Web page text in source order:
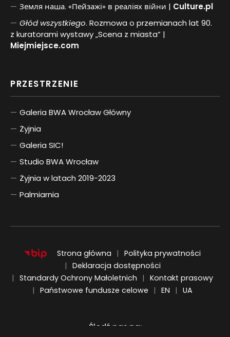
Земля наша. «Пейзажі» в реаліях війни | Culture.pl
Głód wszystkiego. Rozmowa o przemianach lat 90.
z kuratorami wystawy „Scena z miasta” |
Miejmiejsce.com
PRZESTRZENIE
Galeria BWA Wrocław Główny
Żyjnia
Galeria SIC!
Studio BWA Wrocław
Żyjnia w latach 2019-2023
Palmiarnia
Strona główna
Polityka prywatności
Deklaracja dostępności
Standardy Ochrony Małoletnich
Kontakt prasowy
Państwowe fundusze celowe
EN
ENGLISH
UA
UKRAIŃSKI
Śledź nas na: